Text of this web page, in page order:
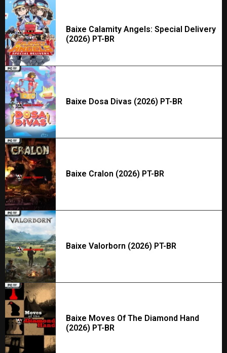
Baixe Calamity Angels: Special Delivery
(2026) PT-BR
Baixe Dosa Divas (2026) PT-BR
Baixe Cralon (2026) PT-BR
Baixe Valorborn (2026) PT-BR
Baixe Moves Of The Diamond Hand
(2026) PT-BR